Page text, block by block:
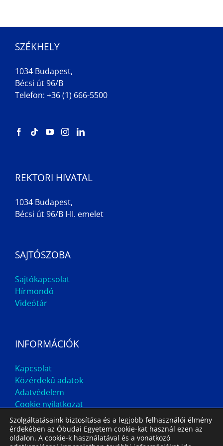
SZÉKHELY
1034 Budapest,
Bécsi út 96/B
Telefon: +36 (1) 666-5500
REKTORI HIVATAL
1034 Budapest,
Bécsi út 96/B I-II. emelet
SAJTÓSZOBA
Sajtókapcsolat
Hírmondó
Videótár
INFORMÁCIÓK
Kapcsolat
Közérdekű adatok
Adatvédelem
Cookie nyilatkozat
Szolgáltatásaink biztosítása és a legjobb felhasználói élmény
érdekében az Óbudai Egyetem cookie-kat használ ezen az
oldalon. A cookie-k használatával és a vonatkozó